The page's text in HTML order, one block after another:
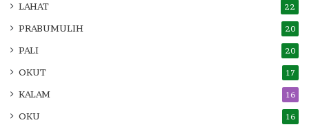
LAHAT 22
PRABUMULIH 20
PALI 20
OKUT 17
KALAM 16
OKU 16